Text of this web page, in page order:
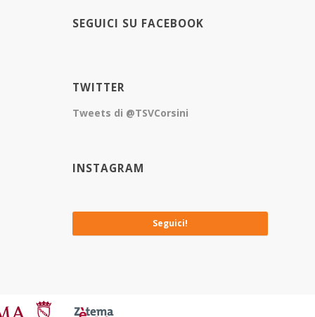
SEGUICI SU FACEBOOK
TWITTER
Tweets di @TSVCorsini
INSTAGRAM
Seguici!